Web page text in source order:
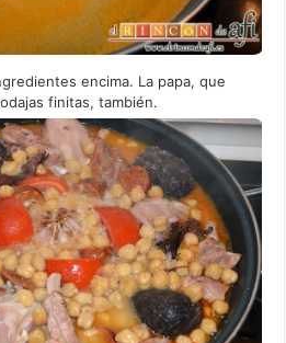
encima. La papa, que
finitas, también.